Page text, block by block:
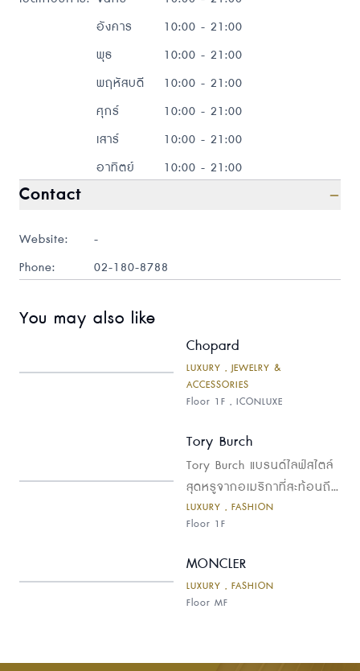
อังคาร
10:00 - 21:00
พุธ
10:00 - 21:00
พฤหัสบดี
10:00 - 21:00
ศุกร์
10:00 - 21:00
เสาร์
10:00 - 21:00
อาทิตย์
10:00 - 21:00
Contact
Website:
-
Phone:
02-180-8788
You may also like
Chopard
LUXURY , JEWELRY &
ACCESSORIES
Floor 1F , ICONLUXE
Tory Burch
Tory Burch แบรนด์ไลฟ์สไตล์
สุดหรูจากอเมริกาที่สะท้อนถึง
สไตล์ความคลาสสิกอันเหนือ
กาลเวลา ผสมผสานกับความ
การใช้สีสัน ลวดลายกราฟิก
ครบครัน ทั้งกระเป๋า รองเท้า
LUXURY , FASHION
Floor 1F
MONCLER
LUXURY , FASHION
Floor MF